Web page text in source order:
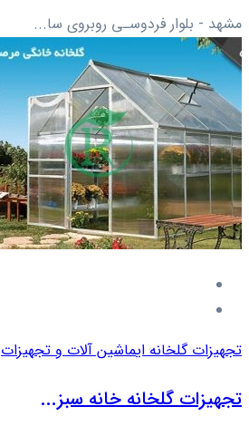
مشهد - بلوار فردوسـی روبروی سا...
تجهیزات گلخانه ایماشین آلات و تجهیزات
تجهیزات گلخانه خانه سبز...